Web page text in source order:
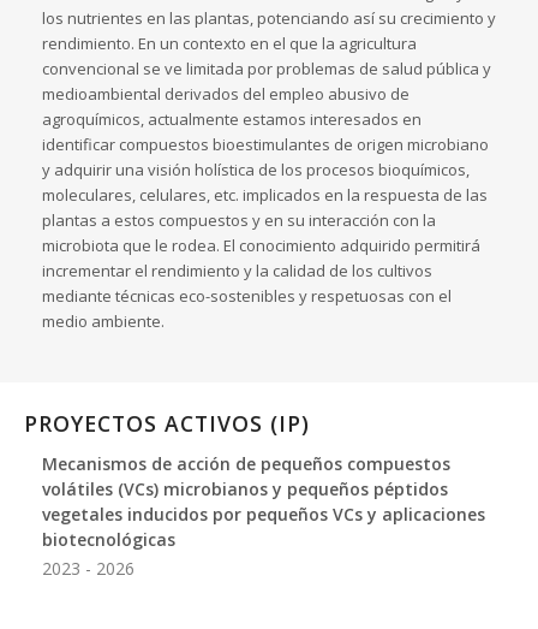
los nutrientes en las plantas, potenciando así su crecimiento y
rendimiento. En un contexto en el que la agricultura
convencional se ve limitada por problemas de salud pública y
medioambiental derivados del empleo abusivo de
agroquímicos, actualmente estamos interesados en
identificar compuestos bioestimulantes de origen microbiano
y adquirir una visión holística de los procesos bioquímicos,
moleculares, celulares, etc. implicados en la respuesta de las
plantas a estos compuestos y en su interacción con la
microbiota que le rodea. El conocimiento adquirido permitirá
incrementar el rendimiento y la calidad de los cultivos
mediante técnicas eco-sostenibles y respetuosas con el
medio ambiente.
PROYECTOS ACTIVOS (IP)
Mecanismos de acción de pequeños compuestos
volátiles (VCs) microbianos y pequeños péptidos
vegetales inducidos por pequeños VCs y aplicaciones
biotecnológicas
2023 - 2026